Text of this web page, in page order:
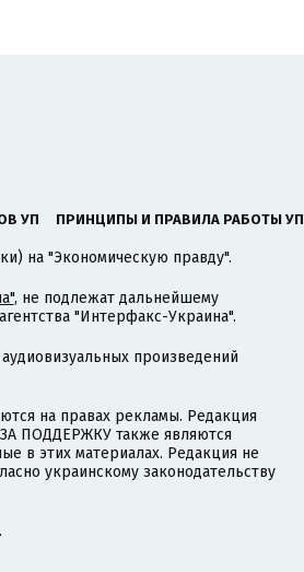
УП ПРИНЦИПЫ И ПРАВИЛА РАБОТЫ УП
на "Экономическую правду".
, не подлежат дальнейшему
"Интерфакс-Украина".
произведений
на правах рекламы. Редакция
ПОДДЕРЖКУ также являются
в этих материалах. Редакция не
украинскому законодательству